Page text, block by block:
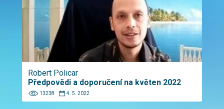
Robert Policar
Předpovědi a doporučení na květen 2022
13238 4. 5. 2022